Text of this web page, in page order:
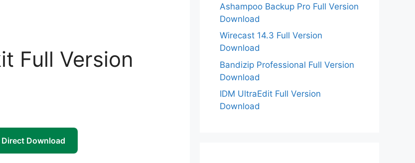
Full Version
Direct Download
Ashampoo Backup Pro Full Version
Download
Wirecast 14.3 Full Version
Download
Bandizip Professional Full Version
Download
IDM UltraEdit Full Version
Download